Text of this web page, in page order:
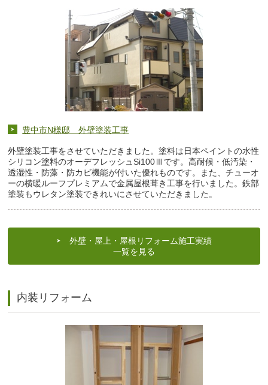
豊中市N様邸 外壁塗装工事
外壁塗装工事をさせていただきました。塗料は日本ペイントの水性
シリコン塗料のオーデフレッシュSi100Ⅲです。高耐候・低汚染・
透湿性・防藻・防カビ機能が付いた優れものです。また、チューオ
ーの横暖ルーフプレミアムで金属屋根葺き工事を行いました。鉄部
塗装もウレタン塗装できれいにさせていただきました。
外壁・屋上・屋根リフォーム施工実績
一覧を見る
内装リフォーム